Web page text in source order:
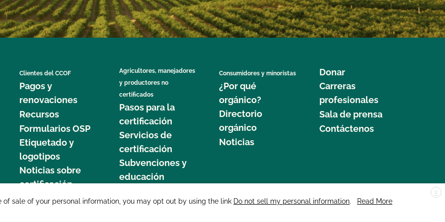
Clientes del CCOF
Pagos y
renovaciones
Recursos
Formularios OSP
Etiquetado y
logotipos
Noticias sobre
certificación
Agricultores, manejadores
y productores no
certificados
Pasos para la
certificación
Servicios de
certificación
Subvenciones y
educación
Consumidores y minoristas
¿Por qué
orgánico?
Directorio
orgánico
Noticias
Donar
Carreras
profesionales
Sala de prensa
Contáctenos
877 Cedar Street, Suite 248, Santa Cruz, CA 95060 © 2025 CCOF.org
X
sale of your personal information, you may opt out by using the link Do not sell my personal information.
Read More